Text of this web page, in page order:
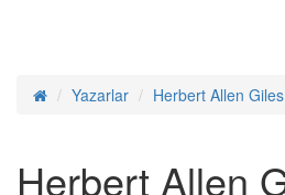
Yazarlar Herbert Allen Giles
Herbert Allen